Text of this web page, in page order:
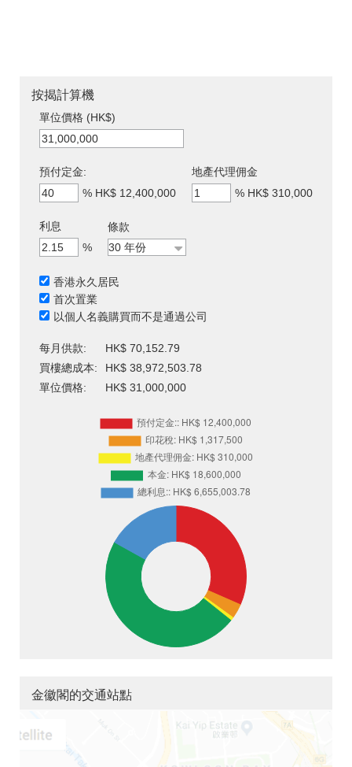
按揭計算機
單位價格 (HK$)
預付定金:
% HK$ 12,400,000
地產代理佣金
% HK$ 310,000
利息
%
條款
香港永久居民
首次置業
以個人名義購買而不是通過公司
每月供款:
HK$ 70,152.79
買樓總成本:
HK$ 38,972,503.78
單位價格:
HK$ 31,000,000
金徽閣的交通站點